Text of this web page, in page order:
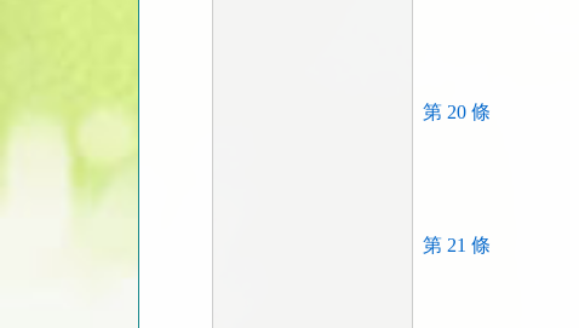
第 20 條
第 21 條